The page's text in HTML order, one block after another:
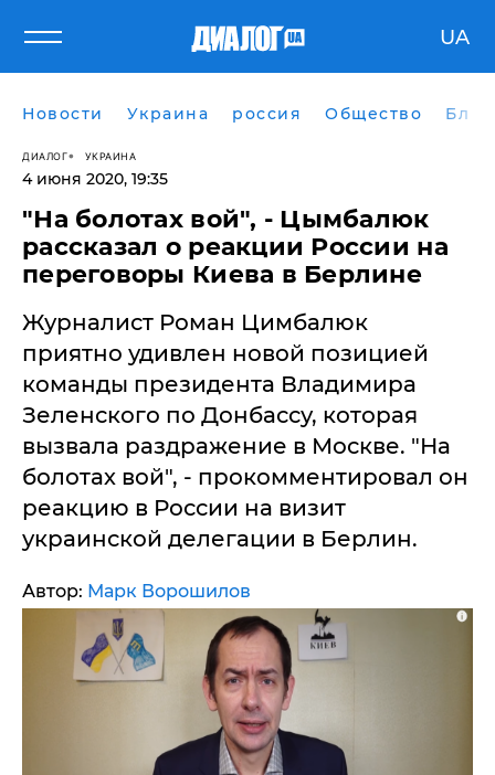
UA
Новости Украина россия Общество
ДИАЛОГ УКРАИНА
4 июня 2020, 19:35
"На болотах вой", - Цымбалюк
рассказал о реакции России на
переговоры Киева в Берлине
​Журналист Роман Цимбалюк
приятно удивлен новой позицией
команды президента Владимира
Зеленского по Донбассу, которая
вызвала раздражение в Москве. "На
болотах вой", - прокомментировал он
реакцию в России на визит
украинской делегации в Берлин.
Автор: Марк Ворошилов